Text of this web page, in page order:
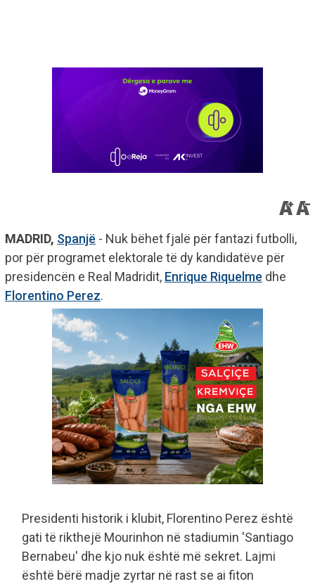
MADRID, Spanjë - Nuk bëhet fjalë për fantazi futbolli,
por për programet elektorale të dy kandidatëve për
presidencën e Real Madridit, Enrique Riquelme dhe
Florentino Perez.
Presidenti historik i klubit, Florentino Perez është
gati të rikthejë Mourinhon në stadiumin 'Santiago
Bernabeu' dhe kjo nuk është më sekret. Lajmi
është bërë madje zyrtar në rast se ai fiton